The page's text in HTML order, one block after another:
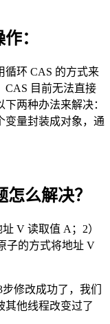
：
循环 CAS 的方式来
CAS 目前无法直接
两种办法来解决：
变量封装成对象，通
么解决？
V 读取值 A；2）
子的方式将地址 V
修改成功了，我们
其他线程改变过了